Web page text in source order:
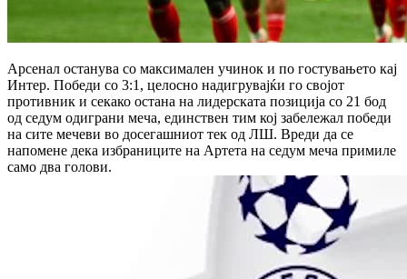
Арсенал останува со максимален учинок и по гостувањето кај
Интер. Победи со 3:1, целосно надигрувајќи го својот
противник и секако остана на лидерската позиција со 21 бод
од седум одиграни меча, единствен тим кој забележал победи
на сите мечеви во досегашниот тек од ЛШ. Вреди да се
напомене дека избраниците на Артета на седум меча примиле
само два голови.